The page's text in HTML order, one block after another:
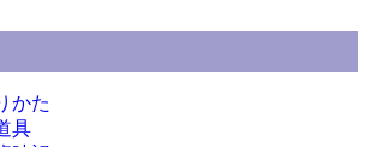
かた
具